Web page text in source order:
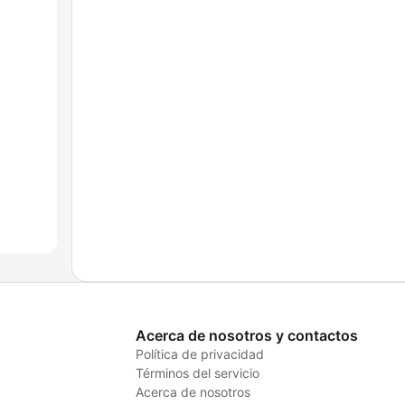
Acerca de nosotros y contactos
Política de privacidad
Términos del servicio
Acerca de nosotros